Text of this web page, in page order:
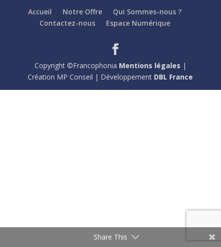
Accueil Notre Offre
Qui Sommes-nous ?
Contactez-nous
Espace Numérique
Copyright ©Francophonia Mentions légales |
Création MP Conseil | Développement DBL France
Share This